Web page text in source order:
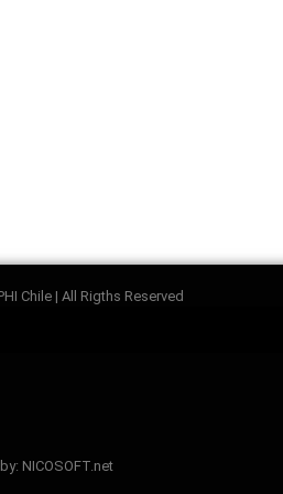
Chile | All Rigths Reserved
NICOSOFT.net